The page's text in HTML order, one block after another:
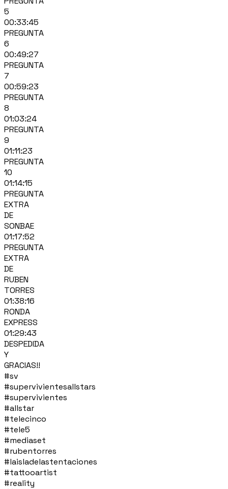
5
00:33:45
PREGUNTA
6
00:49:27
PREGUNTA
7
00:59:23
PREGUNTA
8
01:03:24
PREGUNTA
9
01:11:23
PREGUNTA
10
01:14:15
PREGUNTA
EXTRA
DE
SONBAE
01:17:52
PREGUNTA
EXTRA
DE
RUBEN
TORRES
01:38:16
RONDA
EXPRESS
01:29:43
DESPEDIDA
Y
GRACIAS!!
#sv
#supervivientesallstars
#supervivientes
#allstar
#telecinco
#tele5
#mediaset
#rubentorres
#laisladelastentaciones
#tattooartist
#reality